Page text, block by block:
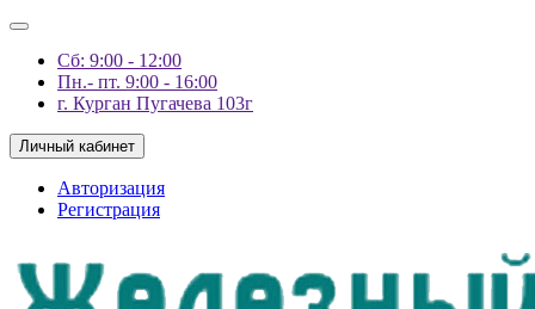
Сб: 9:00 - 12:00
Пн.- пт. 9:00 - 16:00
г. Курган Пугачева 103г
Личный кабинет
Авторизация
Регистрация